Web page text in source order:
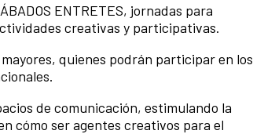
ENTRETES, jornadas para
creativas y participativas.
quienes podrán participar en los
de comunicación, estimulando la
cómo ser agentes creativos para el